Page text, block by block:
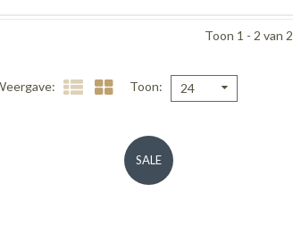
Toon 1 - 2 van 2
Toon 24
SALE